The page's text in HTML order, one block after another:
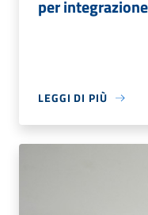
per
LEGGI DI PIÙ